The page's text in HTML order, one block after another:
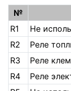
№
R1
Не
R2
Реле
R3
Реле
R4
Реле